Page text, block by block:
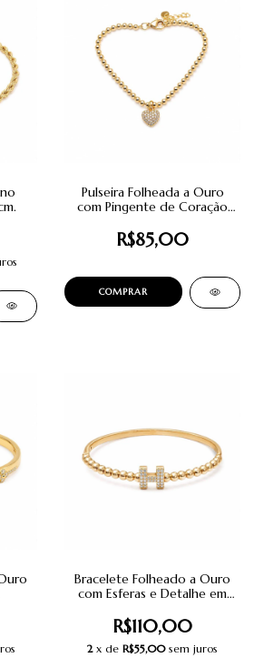
Pulseira Folheada a Ouro
com Pingente de Coração
R$85,00
Bracelete Folheado a Ouro
com Esferas e Detalhe em
R$110,00
2 x de R$55,00 sem juros